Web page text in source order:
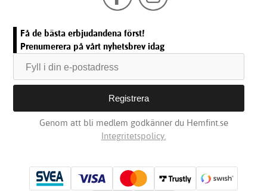
Få de bästa erbjudandena först!
Prenumerera på vårt nyhetsbrev idag
Genom att bli medlem godkänner du Hemfint.se
Integritetspolicy.